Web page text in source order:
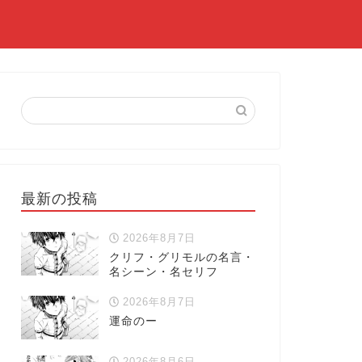
最新の投稿
2026年8月7日
クリフ・グリモルの名言・
名シーン・名セリフ
2026年8月7日
運命のー